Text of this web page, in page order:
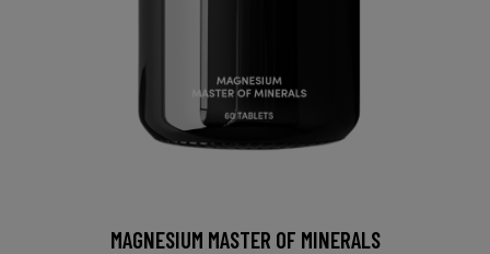
MAGNESIUM MASTER OF MINERALS